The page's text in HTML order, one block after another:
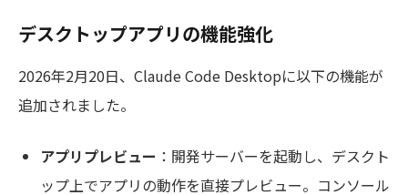
デスクトップアプリの機能強化
2026年2月20日、Claude Code Desktopに以下の機能が
追加されました。
アプリプレビュー ：開発サーバーを起動し、デスクト
ップ上でアプリの動作を直接プレビュー。コンソール